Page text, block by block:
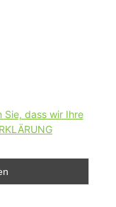
dass wir Ihre